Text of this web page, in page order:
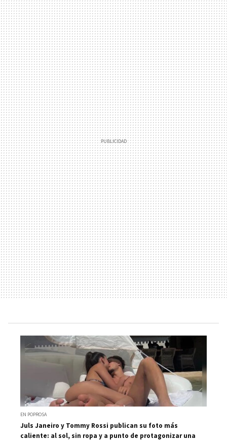
EN POPROSA
Juls Janeiro y Tommy Rossi publican su foto más
caliente: al sol, sin ropa y a punto de protagonizar una